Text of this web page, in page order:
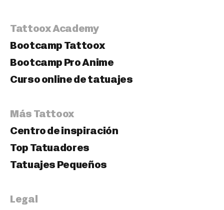
Tattoox Academy
Bootcamp Tattoox
Bootcamp Pro Anime
Curso online de tatuajes
Más Tattoox
Centro de inspiración
Top Tatuadores
Tatuajes Pequeños
Legal